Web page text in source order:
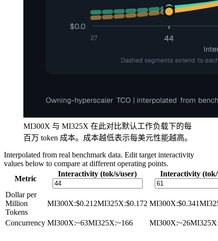
MI300X 与 MI325X 在此对比默认工作负载下的每
百万 token 成本。成本越低表示每美元性能越高。
Interpolated from real benchmark data. Edit target interactivity
values below to compare at different operating points.
Metric
Interactivity (tok/s/user) Interactivity (tok/
Dollar per
Million
Tokens
MI300X:$0.212MI325X:$0.172 MI300X:$0.341
Concurrency MI300X:~63MI325X:~166 MI300X:~26MI325X